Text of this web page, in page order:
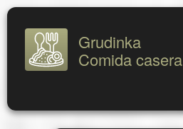
Grudinka
Comida casera